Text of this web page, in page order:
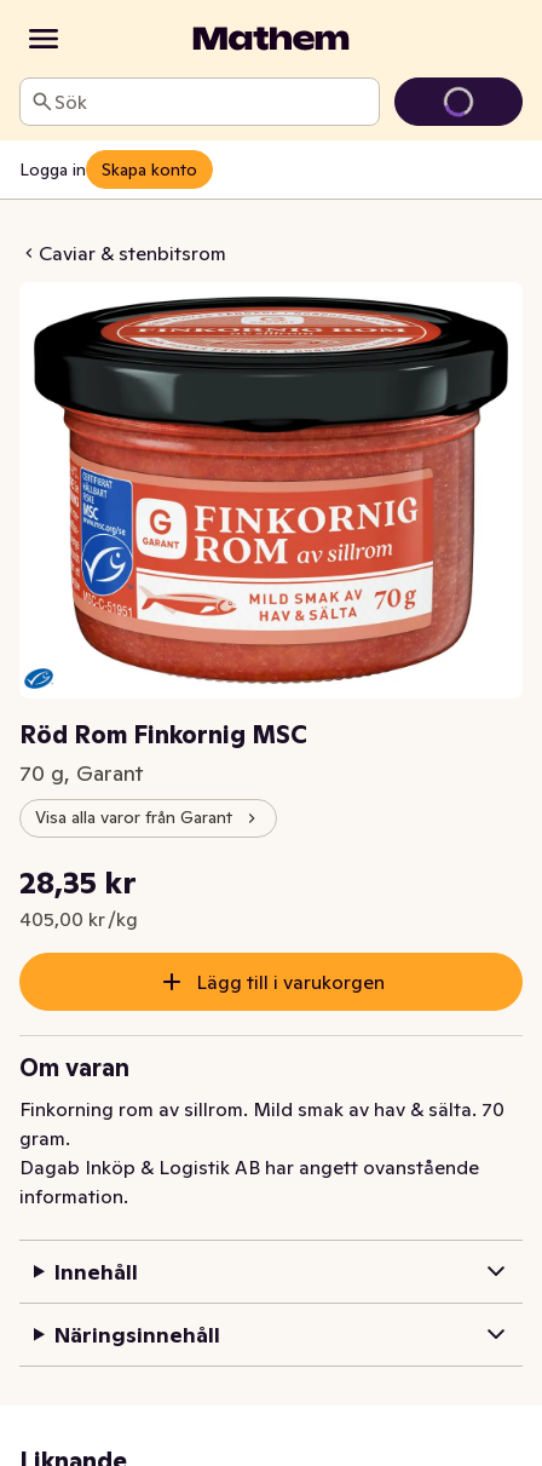
Sök
Logga in Skapa konto
Caviar & stenbitsrom
Finkornig MSC
Röd Rom Finkornig MSC
70 g, Garant
Visa alla varor från Garant
Nuvarande pris är: 28,35 kr
28,35 kr
405,00 kr /kg
Styckpris: 405,00 kr /kg
Lägg till i varukorgen
Om varan
Finkorning rom av sillrom. Mild smak av hav & sälta. 70
gram.
Dagab Inköp & Logistik AB har angett ovanstående
information.
Innehåll
Näringsinnehåll